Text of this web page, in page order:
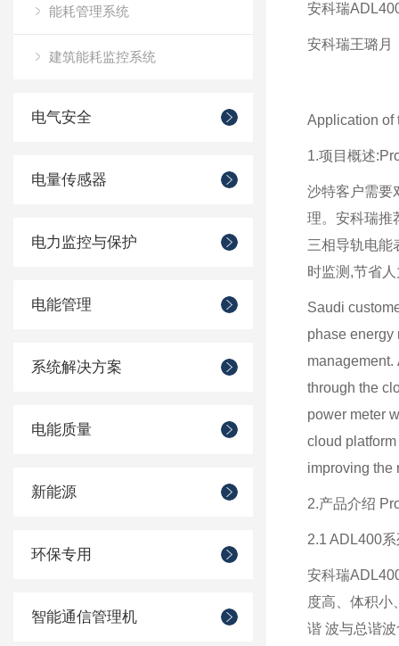
能耗管理系统
建筑能耗监控系统
电气安全
电量传感器
电力监控与保护
电能管理
系统解决方案
电能质量
新能源
环保专用
智能通信管理机
安科瑞
安科瑞王璐月
Application of
1.项目概述
沙特客户需要
理。安科瑞推
三相导轨电能
时监测,节省
Saudi
phase energy
management.
through the
power meter
cloud
improving the
2.产品介绍
2.1 ADL400
安科瑞
度高、体积小
谐 波与总谐